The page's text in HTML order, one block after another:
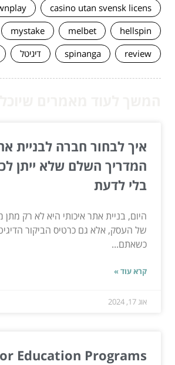
casino utan svensk licens
hellspin
melbet
mystake
review
spinanga דיגיטל
איך לבחור חברה לבניית
המדריך השלם שלא ייתן
בלי לדעת
היום, בניית אתר איכותי היא לא רק
של העסק, אלא גם כרטיס הביקור
כשאתם...
קרא עוד »
אוג 17, 2024
Education Programs